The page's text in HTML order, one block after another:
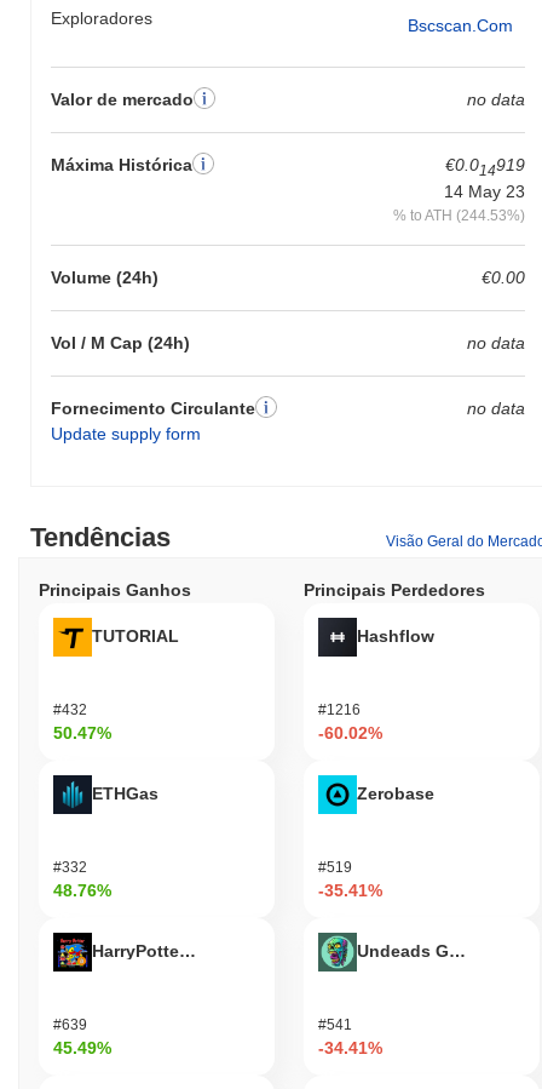
Exploradores Bscscan.com
Valor de mercado no data
Máxima Histórica €0.014919
14 May 23
% to ATH (244.53%)
Volume (24h) €0.00
Vol / M Cap (24h) no data
Fornecimento Circulante
Update supply form
no data
Tendências Visão Geral do
Principais Ganhos
TUTORIAL
#432
50.47%
ETHGas
#332
48.76%
HarryPotterObamaSonic10Inu (ETH)
#639
45.49%
Principais Perdedores
Hashflow
#1216
-60.02%
Zerobase
#519
-35.41%
Undeads Games
#541
-34.41%